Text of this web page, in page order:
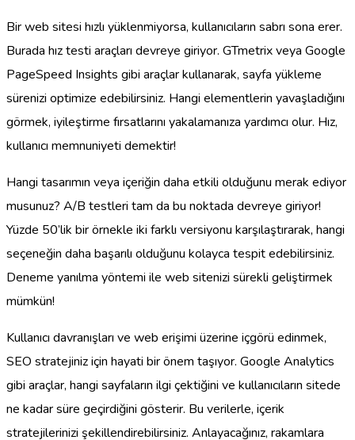
Bir web sitesi hızlı yüklenmiyorsa, kullanıcıların sabrı sona erer.
Burada hız testi araçları devreye giriyor. GTmetrix veya Google
PageSpeed Insights gibi araçlar kullanarak, sayfa yükleme
sürenizi optimize edebilirsiniz. Hangi elementlerin yavaşladığını
görmek, iyileştirme fırsatlarını yakalamanıza yardımcı olur. Hız,
kullanıcı memnuniyeti demektir!
Hangi tasarımın veya içeriğin daha etkili olduğunu merak ediyor
musunuz? A/B testleri tam da bu noktada devreye giriyor!
Yüzde 50’lik bir örnekle iki farklı versiyonu karşılaştırarak, hangi
seçeneğin daha başarılı olduğunu kolayca tespit edebilirsiniz.
Deneme yanılma yöntemi ile web sitenizi sürekli geliştirmek
mümkün!
Kullanıcı davranışları ve web erişimi üzerine içgörü edinmek,
SEO stratejiniz için hayati bir önem taşıyor. Google Analytics
gibi araçlar, hangi sayfaların ilgi çektiğini ve kullanıcıların sitede
ne kadar süre geçirdiğini gösterir. Bu verilerle, içerik
stratejilerinizi şekillendirebilirsiniz. Anlayacağınız, rakamlara